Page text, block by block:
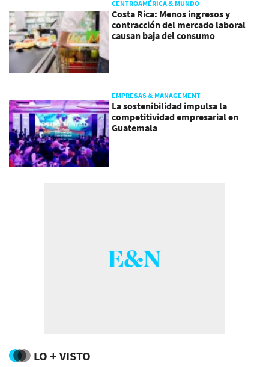
CENTROAMÉRICA & MUNDO
Costa Rica: Menos ingresos y
contracción del mercado laboral
causan baja del consumo
EMPRESAS & MANAGEMENT
La sostenibilidad impulsa la
competitividad empresarial en
Guatemala
LO + VISTO